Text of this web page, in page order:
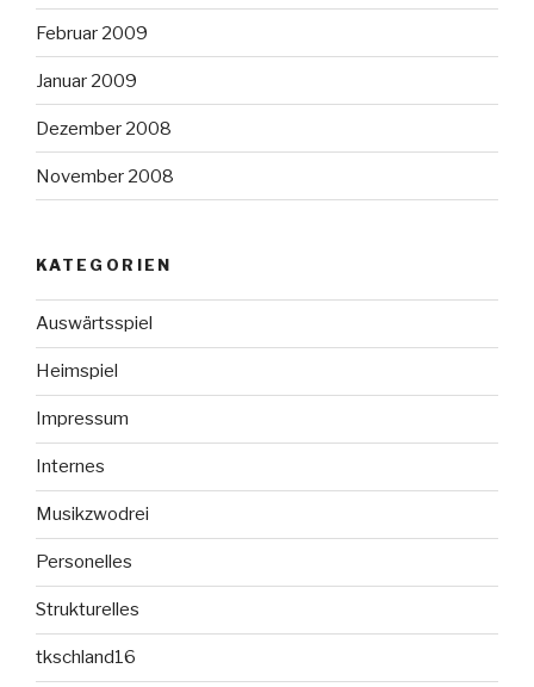
Februar 2009
Januar 2009
Dezember 2008
November 2008
KATEGORIEN
Auswärtsspiel
Heimspiel
Impressum
Internes
Musikzwodrei
Personelles
Strukturelles
tkschland16